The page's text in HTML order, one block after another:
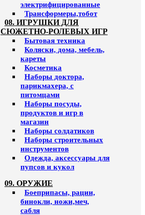
электрифицированные
Трансформеры,тобот
08. ИГРУШКИ ДЛЯ
СЮЖЕТНО-РОЛЕВЫХ ИГР
Бытовая техника
Коляски, дома, мебель,
кареты
Косметика
Наборы доктора,
парикмахера, с
питомцами
Наборы посуды,
продуктов и игр в
магазин
Наборы солдатиков
Наборы строительных
инструментов
Одежда, аксессуары для
пупсов и кукол
09. ОРУЖИЕ
Боеприпасы, рации,
бинокли, ножи,меч,
сабля